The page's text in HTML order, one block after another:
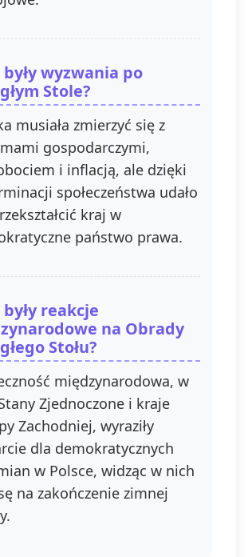
były wyzwania po
Stole?
musiała zmierzyć się z
gospodarczymi,
i inflacją, ale dzięki
społeczeństwa udało
kraj w
państwo prawa.
były reakcje
na Obrady
Stołu?
międzynarodowa, w
Zjednoczone i kraje
Zachodniej, wyraziły
dla demokratycznych
w Polsce, widząc w nich
na zakończenie zimnej